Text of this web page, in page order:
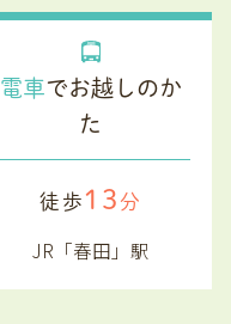
電車でお越しのか
た
徒歩 13 分
JR「春田」駅